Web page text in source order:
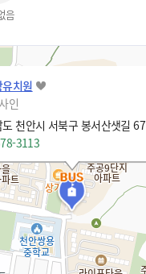
음
치원
인
천안시 서북구 봉서산샛길 67
3113